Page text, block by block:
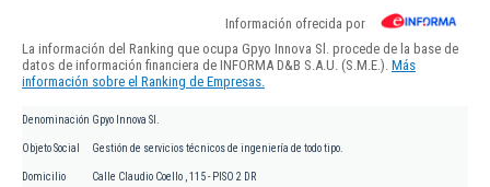
Información ofrecida por
La información del Ranking que ocupa Gpyo Innova Sl. procede de la base de
datos de información financiera de INFORMA D&B S.A.U. (S.M.E.). Más
información sobre el Ranking de Empresas.
Denominación Gpyo Innova Sl.
Objeto Social Gestión de servicios técnicos de ingeniería de todo tipo.
Domicilio
Calle Claudio Coello , 115 - PISO 2 DR